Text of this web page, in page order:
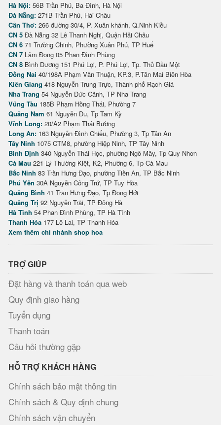
Hà Nội: 56B Trần Phú, Ba Đình, Hà Nội
Đà Nẵng: 271B Trần Phú, Hải Châu
Cần Thơ: 266 đường 30/4, P. Xuân khánh, Q.Ninh Kiều
CN 5 Đà Nẵng 32 Lê Thanh Nghị, Quận Hải Châu
CN 6 71 Trường Chinh, Phường Xuân Phú, TP Huế
CN 7 Lâm Đồng 05 Phan Đình Phùng
CN 8 Bình Dương 151 Phú Lợi, P. Phú Lợi, Tp. Thủ Dầu Một
Đồng Nai 40/198A Phạm Văn Thuận, KP.3, P.Tân Mai Biên Hòa
Kiên Giang 418 Nguyễn Trung Trực, Thành phố Rạch Giá
Nha Trang 54 Nguyễn Đức Cảnh, TP Nha Trang
Vũng Tàu 185B Phạm Hồng Thái, Phường 7
Quảng Nam 61 Nguyễn Du, Tp Tam Kỳ
Vĩnh Long: 20/A2 Phạm Thái Bường
Long An: 163 Nguyễn Đình Chiểu, Phường 3, Tp Tân An
Tây Ninh 1075 CTM8, phường Hiệp Ninh, TP Tây Ninh
Bình Định 340 Nguyễn Thái Học, phường Ngô Mây, Tp Quy Nhơn
Cà Mau 221 Lý Thường Kiệt, K2, Phường 6, Tp Cà Mau
Bắc Ninh 83 Trần Hưng Đạo, phường Tiền An, TP Bắc Ninh
Phú Yên 30A Nguyễn Công Trứ, TP Tuy Hòa
Quảng Bình 41 Trần Hưng Đạo, Tp Đồng Hới
Quảng Trị 92 Nguyễn Trãi, TP Đông Hà
Hà Tĩnh 54 Phan Đình Phùng, TP Hà Tĩnh
Thanh Hóa 177 Lê Lai, TP Thanh Hóa
Xem thêm chi nhánh shop hoa
TRỢ GIÚP
Đặt hàng và thanh toán qua web
Quy định giao hàng
Tuyển dụng
Thanh toán
Câu hỏi thường gặp
HỖ TRỢ KHÁCH HÀNG
Chính sách bảo mật thông tin
Chính sách & Quy định chung
Chính sách vận chuyển